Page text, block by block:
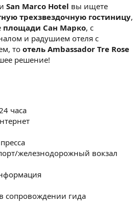
San Marco Hotel вы ищете
трехзвездочную гостиницу,
площади Сан Марко, с
и радушием отеля с
то отель Ambassador Tre Rose
решение!
часа
железнодорожный вокзал
сопровождении гида